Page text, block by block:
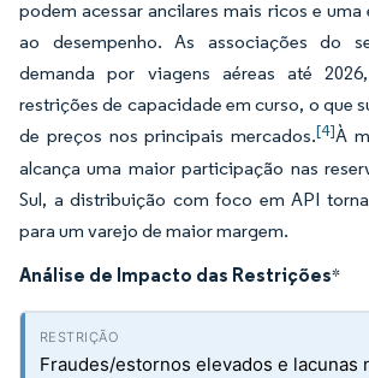
podem acessar ancilares mais ricos e uma
ao desempenho. As associações do
demanda por viagens aéreas até
restrições de capacidade em curso, o que
de preços nos principais mercados.[4]À
alcança uma maior participação nas
Sul, a distribuição com foco em API
para um varejo de maior margem.
Análise de Impacto das Restrições*
Fraudes/estornos elevados e lacunas